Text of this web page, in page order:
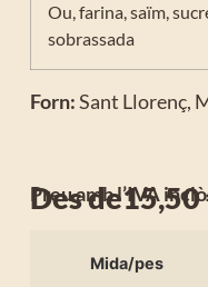
Ou, farina, saïm,
sobrassada
Forn:Sant Llorenç,
Preu amb l’IVA
Des de15,50
Mida/pes